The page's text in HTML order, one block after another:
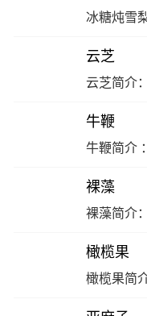
云芝
牛鞭
裸藻
橄榄果